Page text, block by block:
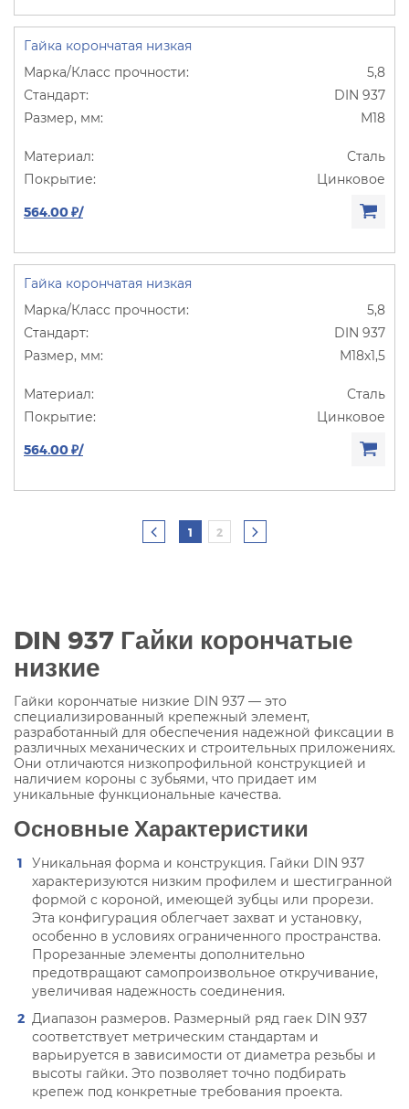
Гайка корончатая низкая
5,8
DIN 937
М18
Сталь
Цинковое
564.00 ₽/
Гайка корончатая низкая
5,8
DIN 937
М18х1,5
Сталь
Цинковое
564.00 ₽/
1 2
DIN 937 Гайки корончатые
низкие
Гайки корончатые низкие DIN 937 — это
специализированный крепежный элемент,
разработанный для обеспечения надежной фиксации в
различных механических и строительных приложениях.
Они отличаются низкопрофильной конструкцией и
наличием короны с зубьями, что придает им
уникальные функциональные качества.
Основные Характеристики
Уникальная форма и конструкция. Гайки DIN 937
характеризуются низким профилем и шестигранной
формой с короной, имеющей зубцы или прорези.
Эта конфигурация облегчает захват и установку,
особенно в условиях ограниченного пространства.
Прорезанные элементы дополнительно
предотвращают самопроизвольное откручивание,
увеличивая надежность соединения.
Диапазон размеров. Размерный ряд гаек DIN 937
соответствует метрическим стандартам и
варьируется в зависимости от диаметра резьбы и
высоты гайки. Это позволяет точно подбирать
крепеж под конкретные требования проекта.